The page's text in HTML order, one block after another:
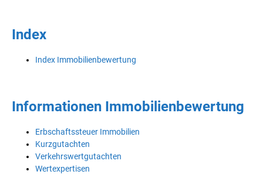
Index
Index Immobilienbewertung
Informationen Immobilienbewertung
Erbschaftssteuer Immobilien
Kurzgutachten
Verkehrswertgutachten
Wertexpertisen